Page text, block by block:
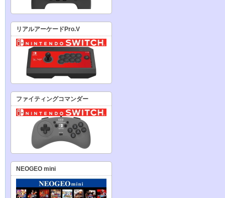
リアルアーケードPro.V
ファイティングコマンダー
NEOGEO mini